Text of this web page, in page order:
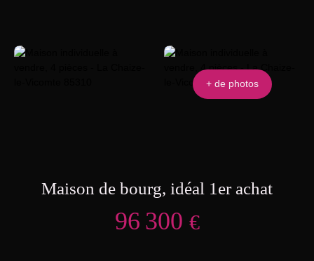
+ de photos
Maison de bourg, idéal 1er achat
96 300 €